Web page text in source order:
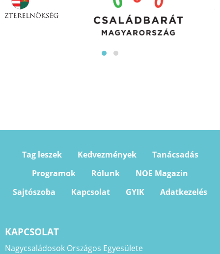
Tag leszek Kedvezmények
Tanácsadás
Programok
Rólunk
NOE Magazin
Sajtószoba
Kapcsolat GYIK Adatkezelés
KAPCSOLAT
Nagycsaládosok Országos Egyesülete